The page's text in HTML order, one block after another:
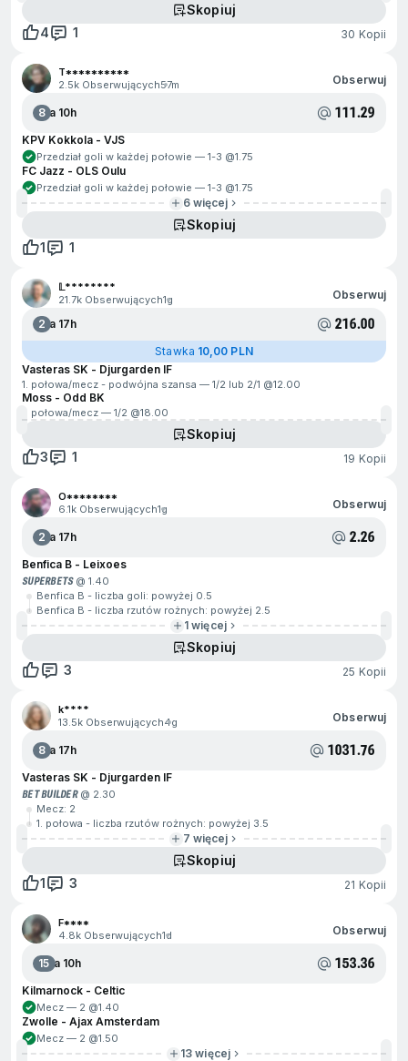
Skopiuj
4
1 30 Kopii
T**********
2.5k Obserwujących57m Obserwuj
8Za 10h 111.29
KPV Kokkola - VJS
Przedział goli w każdej połowie — 1-3 @1.75
FC Jazz - OLS Oulu
Przedział goli w każdej połowie — 1-3 @1.75
6 więcej
Skopiuj
1
1
𝕃********
21.7k Obserwujących1g Obserwuj
2Za 17h 216.00
Stawka 10,00 PLN
Vasteras SK - Djurgarden IF
1. połowa/mecz - podwójna szansa — 1/2 lub 2/1 @12.00
Moss - Odd BK
1. połowa/mecz — 1/2 @18.00
Skopiuj
3
1 19 Kopii
O********
6.1k Obserwujących1g Obserwuj
2Za 17h 2.26
Benfica B - Leixoes
SUPERBETS@ 1.40
Benfica B - liczba goli: powyżej 0.5
Benfica B - liczba rzutów rożnych: powyżej 2.5
1 więcej
Skopiuj
3
25 Kopii
k****
13.5k Obserwujących4g Obserwuj
8Za 17h 1031.76
Vasteras SK - Djurgarden IF
BET BUILDER@ 2.30
Mecz: 2
1. połowa - liczba rzutów rożnych: powyżej 3.5
7 więcej
Skopiuj
1
3 21 Kopii
F****
4.8k Obserwujących1d Obserwuj
15Za 10h 153.36
Kilmarnock - Celtic
Mecz — 2 @1.40
Zwolle - Ajax Amsterdam
Mecz — 2 @1.50
13 więcej